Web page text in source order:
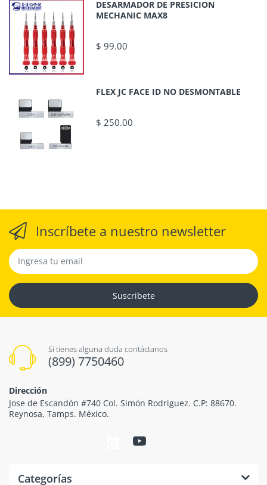
DESARMADOR DE PRESICION
MECHANIC MAX8
$ 99.00
FLEX JC FACE ID NO DESMONTABLE
$ 250.00
Inscríbete a nuestro newsletter
Suscribete
Si tienes alguna duda contáctanos
(899) 7750460
Dirección
Jose de Escandón #740 Col. Simón Rodriguez. C.P: 88670.
Reynosa, Tamps. México.
Categorías